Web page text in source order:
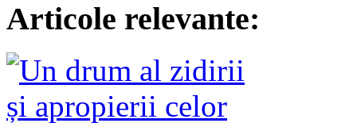
Articole relevante: